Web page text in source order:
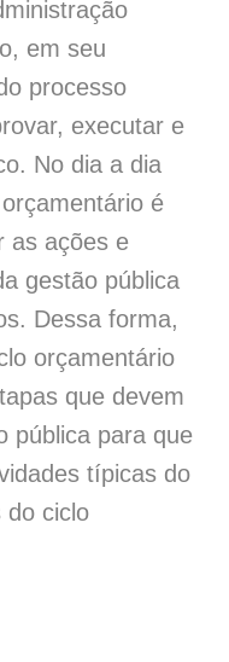
em seu
processo
executar e
No dia a dia
é
as ações e
gestão pública
Dessa forma,
orçamentário
que devem
pública para que
típicas do
do ciclo